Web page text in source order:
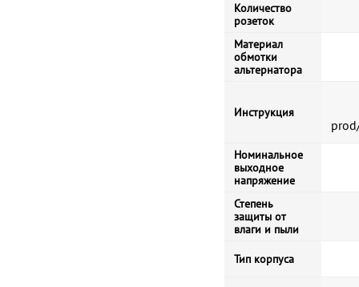
Количество
розеток
Материал
обмотки
альтернатора
Инструкция
Номинальное
выходное
напряжение
Степень
защиты от
влаги и пыли
Тип корпуса